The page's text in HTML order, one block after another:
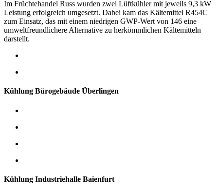
Im Früchtehandel Russ wurden zwei Lüftkühler mit jeweils 9,3 kW
Leistung erfolgreich umgesetzt. Dabei kam das Kältemittel R454C
zum Einsatz, das mit einem niedrigen GWP-Wert von 146 eine
umweltfreundlichere Alternative zu herkömmlichen Kältemitteln
darstellt.
Kühlung Bürogebäude Überlingen
Kühlung Industriehalle Baienfurt